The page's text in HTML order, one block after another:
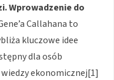
Wprowadzenie do
Callahana to
kluczowe idee
dla osób
ekonomicznej[1]